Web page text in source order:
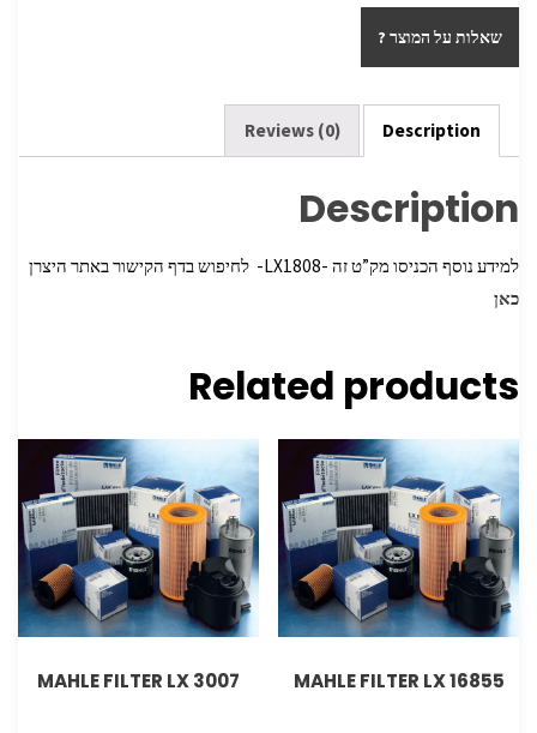
b
o
o
k
tt
er
ar
e
שאלות על המוצר ?
Description
Reviews (0)
Description
למידע נוסף הכניסו מק”ט זה -LX1808- לחיפוש בדף הקישור באתר היצרן
כאן
Related products
MAHLE FILTER LX 16855
MAHLE FILTER LX 3007